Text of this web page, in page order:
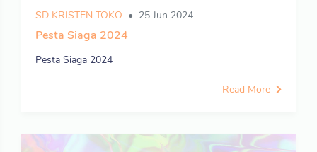
SD KRISTEN TOKO 25 Jun 2024
Pesta Siaga 2024
Pesta Siaga 2024
Read More